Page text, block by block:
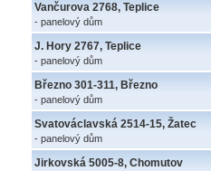
Vančurova 2768, Teplice
- panelový dům
J. Hory 2767, Teplice
- panelový dům
Březno 301-311, Březno
- panelový dům
Svatováclavská 2514-15, Žatec
- panelový dům
Jirkovská 5005-8, Chomutov